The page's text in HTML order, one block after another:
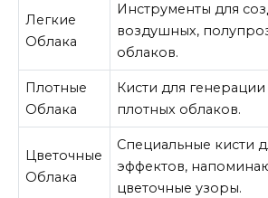
Легкие
Облака
Инструменты для
воздушных,
облаков.
Плотные
Облака
Кисти для
плотных облаков.
Цветочные
Облака
Специальные кисти
эффектов,
цветочные узоры.